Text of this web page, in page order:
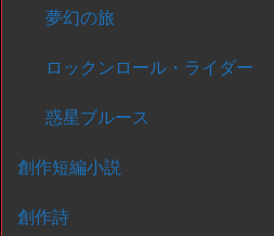
夢幻の旅
ロックンロール・ライダー
惑星ブルース
創作短編小説
創作詩